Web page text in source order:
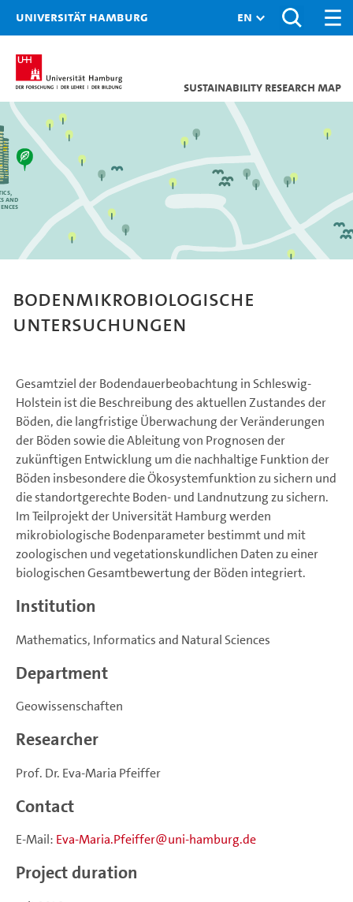
Universität Hamburg
Sustainability research map
and
Bodenmikrobiologische
Untersuchungen
Gesamtziel der Bodendauerbeobachtung in Schleswig-
Holstein ist die Beschreibung des aktuellen Zustandes der
Böden, die langfristige Überwachung der Veränderungen
der Böden sowie die Ableitung von Prognosen der
zukünftigen Entwicklung um die nachhaltige Funktion der
Böden insbesondere die Ökosystemfunktion zu sichern und
die standortgerechte Boden- und Landnutzung zu sichern.
Im Teilprojekt der Universität Hamburg werden
mikrobiologische Bodenparameter bestimmt und mit
zoologischen und vegetationskundlichen Daten zu einer
biologischen Gesamtbewertung der Böden integriert.
Institution
Mathematics, Informatics and Natural Sciences
Department
Geowissenschaften
Researcher
Prof. Dr. Eva-Maria Pfeiffer
Contact
E-Mail: Eva-Maria.Pfeiffer uni-hamburg.de
Project duration